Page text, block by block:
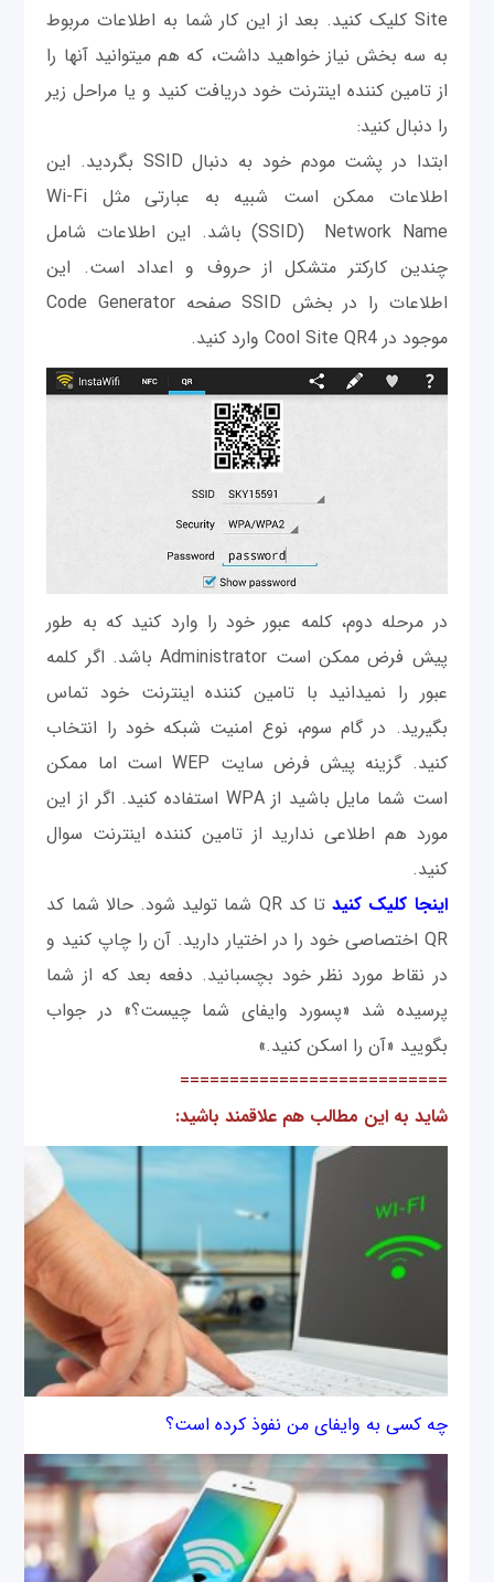
Site کلیک کنید. بعد از این کار شما به اطلاعات مربوط
به سه بخش نیاز خواهید داشت، که هم می‎توانید آنها را
از تامین کننده اینترنت خود دریافت کنید و یا مراحل زیر
را دنبال كنيد:
ابتدا در پشت مودم خود به دنبال SSID بگرديد. این
اطلاعات ممکن است شبیه به عبارتی مثل Wi-Fi
Network Name
(SSID) باشد. این اطلاعات شامل
چندین کارکتر متشکل از حروف و اعداد است. این
اطلاعات را در بخش SSID صفحه Code Generator
موجود در Cool Site QR4 وارد کنید.
در مرحله دوم، کلمه عبور خود را وارد کنید که به طور
پیش فرض ممکن است Administrator باشد. اگر کلمه
عبور را نمی‎دانید با تامین کننده اینترنت خود تماس
بگیرید. در گام سوم، نوع امنیت شبکه خود را انتخاب
کنید. گزینه پیش فرض سایت WEP است اما ممکن
است شما مایل باشید از WPA استفاده کنید. اگر از این
مورد هم اطلاعی ندارید از تامین کننده اینترنت سوال
کنید.
اینجا کلیک کنید
تا کد QR شما تولید شود. حالا شما کد
QR اختصاصی خود را در اختیار دارید. آن را چاپ کنید و
در نقاط مورد نظر خود بچسبانید. دفعه بعد که از شما
پرسیده شد «پسورد وای‎فای شما چیست؟» در جواب
بگویید «آن را اسکن کنید.»
===========================
شاید به این مطالب هم علاقمند باشید:
چه کسی به وای‎فای من نفوذ کرده است؟